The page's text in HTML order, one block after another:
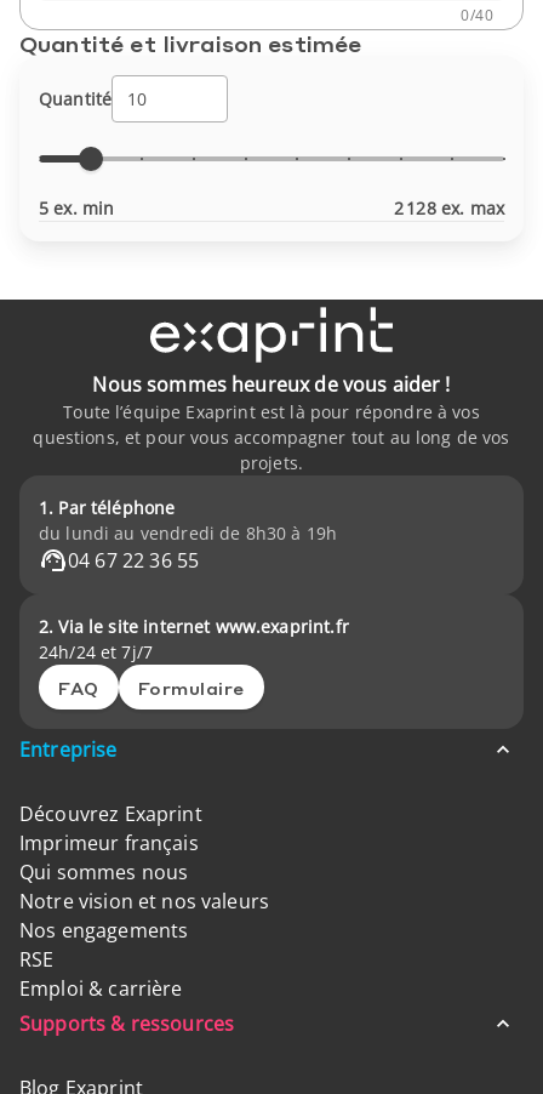
0/40
Quantité et livraison estimée
Quantité
5 ex. min 2 128 ex. max
Nous sommes heureux de vous aider !
Toute l’équipe Exaprint est là pour répondre à vos
questions, et pour vous accompagner tout au long de vos
projets.
1. Par téléphone
du lundi au vendredi de 8h30 à 19h
04 67 22 36 55
2. Via le site internet www.exaprint.fr
24h/24 et 7j/7
FAQ Formulaire
Entreprise
Découvrez Exaprint
Imprimeur français
Qui sommes nous
Notre vision et nos valeurs
Nos engagements
RSE
Emploi & carrière
Supports & ressources
Blog Exaprint